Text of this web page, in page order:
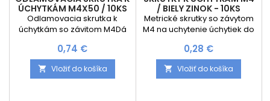
ÚCHYTKÁM M4X50 / 10KS
Odlamovacia skrutka k
úchytkám so závitom M4Dá
najmenšiu dĺžku 25 mm
Cena
0,74 €
 Vložiť do košíka
/ BIELY ZINOK - 10KS
Metrické skrutky so závytom
M4 na uchytenie úchytiek do
10ks
Cena
0,28 €
 Vložiť do košíka